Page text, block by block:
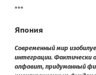
***
Япония
Современный мир
интеграции. Фактически
алфавит, придуманный